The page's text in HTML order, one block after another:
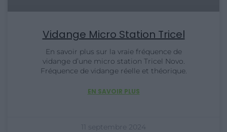
Vidange Micro Station Tricel
En savoir plus sur la vraie fréquence de
vidange d’une micro station Tricel Novo.
Fréquence de vidange réelle et théorique.
EN SAVOIR PLUS
11 septembre 2024